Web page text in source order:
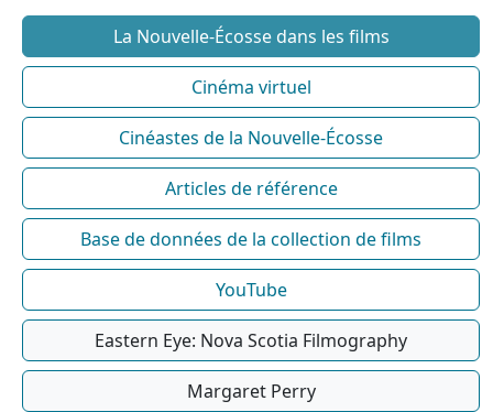
La Nouvelle-Écosse dans les films
Cinéma virtuel
Cinéastes de la Nouvelle-Écosse
Articles de référence
Base de données de la collection de films
YouTube
Eastern Eye: Nova Scotia Filmography
Margaret Perry